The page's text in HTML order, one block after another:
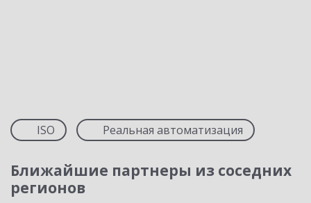
ISO Реальная автоматизация
Ближайшие партнеры из соседних
регионов